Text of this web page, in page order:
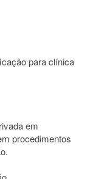
para clínica
em
procedimentos